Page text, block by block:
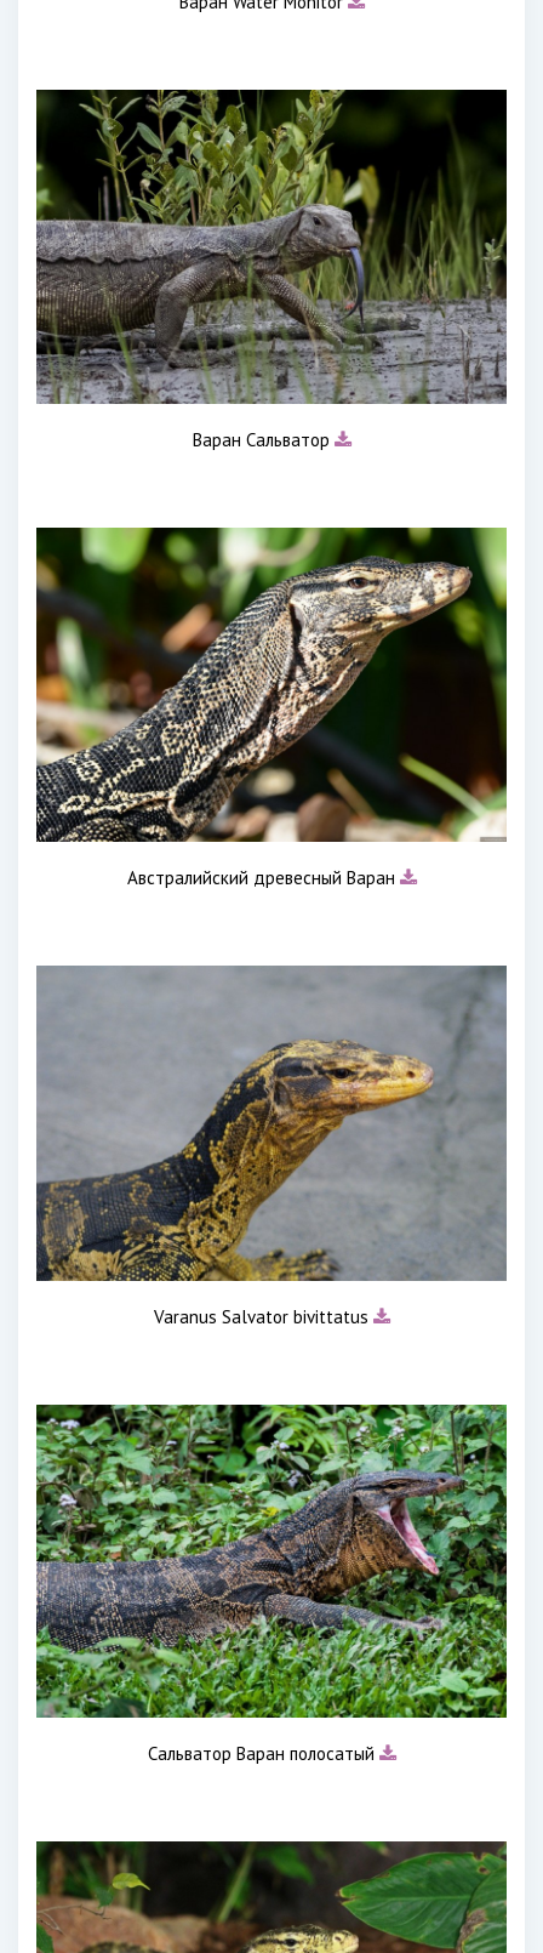
Варан Сальватор
Австралийский древесный Варан
Varanus Salvator bivittatus
Сальватор Варан полосатый